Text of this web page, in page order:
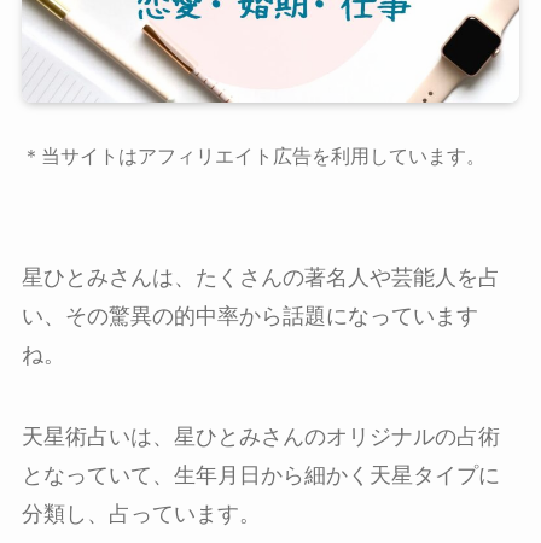
＊当サイトはアフィリエイト広告を利用しています。
星ひとみさんは、たくさんの著名人や芸能人を占
い、その驚異の的中率から話題になっています
ね。
天星術占いは、星ひとみさんのオリジナルの占術
となっていて、生年月日から細かく天星タイプに
分類し、占っています。